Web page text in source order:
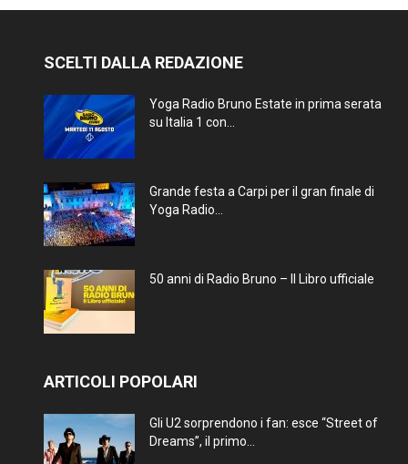
SCELTI DALLA REDAZIONE
Yoga Radio Bruno Estate in prima serata
su Italia 1 con...
Grande festa a Carpi per il gran finale di
Yoga Radio...
50 anni di Radio Bruno – Il Libro ufficiale
ARTICOLI POPOLARI
Gli U2 sorprendono i fan: esce “Street of
Dreams”, il primo...